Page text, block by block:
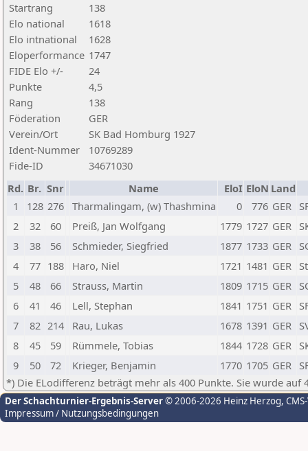
Startrang
138
Elo national
1618
Elo intnational
1628
Eloperformance 1747
FIDE Elo +/-
24
Punkte
4,5
Rang
138
Föderation
GER
Verein/Ort
SK Bad Homburg 1927
Ident-Nummer
10769289
Fide-ID
34671030
Rd. Br. Snr Name EloI EloN Land
1
128 276 Tharmalingam, (w) Thashmina 0 776 GER
2
32 60 Preiß, Jan Wolfgang 1779 1727 GER
3
38 56 Schmieder, Siegfried 1877 1733 GER
4
77 188 Haro, Niel 1721 1481 GER
5
48 66 Strauss, Martin 1809 1715 GER
6
41 46 Lell, Stephan 1841 1751 GER
7
82 214 Rau, Lukas 1678 1391 GER
8
45 59 Rümmele, Tobias 1844 1728 GER
9
50 72 Krieger, Benjamin 1770 1705 GER
*) Die ELodifferenz beträgt mehr als 400 Punkte. Sie wurde auf
Der Schachturnier-Ergebnis-Server© 2006-2026 Heinz Herzog,
Impressum / Nutzungsbedingungen